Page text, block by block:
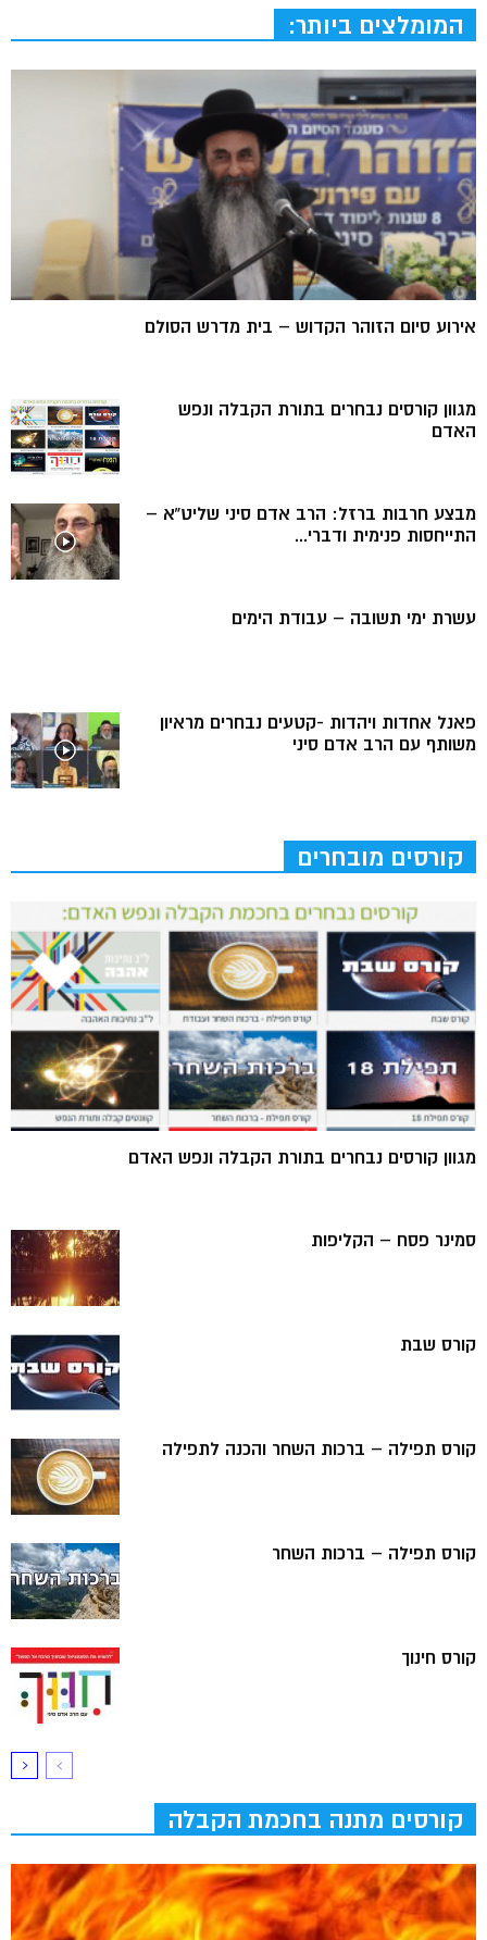
המומלצים ביותר:
אירוע סיום הזוהר הקדוש – בית מדרש הסולם
מגוון קורסים נבחרים בתורת הקבלה ונפש
האדם
מבצע חרבות ברזל: הרב אדם סיני שליט”א –
התייחסות פנימית ודברי...
עשרת ימי תשובה – עבודת הימים
פאנל אחדות ויהדות -קטעים נבחרים מראיון
משותף עם הרב אדם סיני
קורסים מובחרים
מגוון קורסים נבחרים בתורת הקבלה ונפש האדם
סמינר פסח – הקליפות
קורס שבת
קורס תפילה – ברכות השחר והכנה לתפילה
קורס תפילה – ברכות השחר
קורס חינוך
קורסים מתנה בחכמת הקבלה